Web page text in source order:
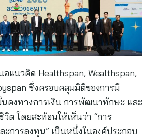
อแนวคิด Healthspan, Wealthspan,
ซึ่งครอบคลุมมิติของการมี
คงทางการเงิน การพัฒนาทักษะ และ
วิต โดยสะท้อนให้เห็นว่า “การ
ะการลงทุน” เป็นหนึ่งในองค์ประกอบ